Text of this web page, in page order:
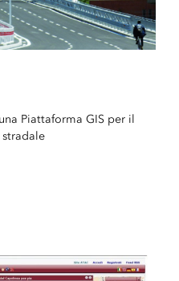
Piattaforma GIS per il